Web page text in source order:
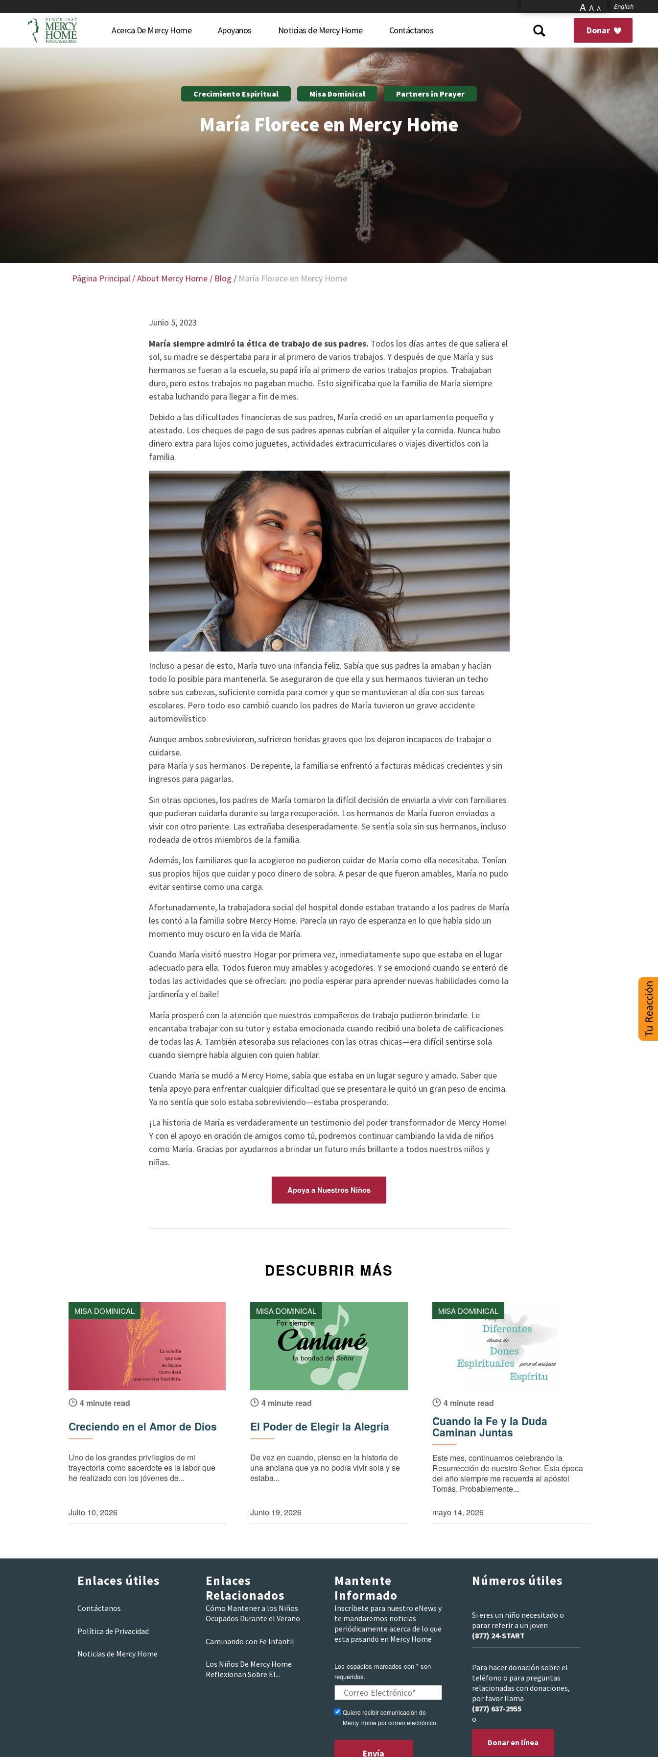
A A A English
Donar
Acerca De Mercy Home Apoyanos Noticias de Mercy Home Contáctanos
Crecimiento Espiritual Misa Dominical Partners in Prayer
María Florece en Mercy Home
Página Principal /About Mercy Home / Blog / María Florece en Mercy Home
Junio 5, 2023
María siempre admiró la ética de trabajo de sus padres. Todos los días antes de que saliera el
sol, su madre se despertaba para ir al primero de varios trabajos. Y después de que María y sus
hermanos se fueran a la escuela, su papá iría al primero de varios trabajos propios. Trabajaban
duro, pero estos trabajos no pagaban mucho. Esto significaba que la familia de María siempre
estaba luchando para llegar a fin de mes.
Debido a las dificultades financieras de sus padres, María creció en un apartamento pequeño y
atestado. Los cheques de pago de sus padres apenas cubrían el alquiler y la comida. Nunca hubo
dinero extra para lujos como juguetes, actividades extracurriculares o viajes divertidos con la
familia.
Incluso a pesar de esto, María tuvo una infancia feliz. Sabía que sus padres la amaban y hacían
todo lo posible para mantenerla. Se aseguraron de que ella y sus hermanos tuvieran un techo
sobre sus cabezas, suficiente comida para comer y que se mantuvieran al día con sus tareas
escolares. Pero todo eso cambió cuando los padres de María tuvieron un grave accidente
automovilístico.
Aunque ambos sobrevivieron, sufrieron heridas graves que los dejaron incapaces de trabajar o
cuidarse.
para María y sus hermanos. De repente, la familia se enfrentó a facturas médicas crecientes y sin
ingresos para pagarlas.
Sin otras opciones, los padres de María tomaron la difícil decisión de enviarla a vivir con familiares
que pudieran cuidarla durante su larga recuperación. Los hermanos de María fueron enviados a
vivir con otro pariente. Las extrañaba desesperadamente. Se sentía sola sin sus hermanos, incluso
rodeada de otros miembros de la familia.
Además, los familiares que la acogieron no pudieron cuidar de María como ella necesitaba. Tenían
sus propios hijos que cuidar y poco dinero de sobra. A pesar de que fueron amables, María no pudo
evitar sentirse como una carga.
Afortunadamente, la trabajadora social del hospital donde estaban tratando a los padres de María
les contó a la familia sobre Mercy Home. Parecía un rayo de esperanza en lo que había sido un
momento muy oscuro en la vida de María.
Cuando María visitó nuestro Hogar por primera vez, inmediatamente supo que estaba en el lugar
adecuado para ella. Todos fueron muy amables y acogedores. Y se emocionó cuando se enteró de
todas las actividades que se ofrecían: ¡no podía esperar para aprender nuevas habilidades como la
jardinería y el baile!
María prosperó con la atención que nuestros compañeros de trabajo pudieron brindarle. Le
encantaba trabajar con su tutor y estaba emocionada cuando recibió una boleta de calificaciones
de todas las A. También atesoraba sus relaciones con las otras chicas—era difícil sentirse sola
cuando siempre había alguien con quien hablar.
Cuando María se mudó a Mercy Home, sabía que estaba en un lugar seguro y amado. Saber que
tenía apoyo para enfrentar cualquier dificultad que se presentara le quitó un gran peso de encima.
Ya no sentía que solo estaba sobreviviendo—estaba prosperando.
¡La historia de María es verdaderamente un testimonio del poder transformador de Mercy Home!
Y con el apoyo en oración de amigos como tú, podremos continuar cambiando la vida de niños
como María. Gracias por ayudarnos a brindar un futuro más brillante a todos nuestros niños y
niñas.
Apoya a Nuestros Niños
DESCUBRIR MÁS
MISA DOMINICAL
4 minute read
Creciendo en el Amor de Dios
Uno de los grandes privilegios de mi
trayectoria como sacerdote es la labor que
he realizado con los jóvenes de...
Julio 10, 2026
MISA DOMINICAL
4 minute read
El Poder de Elegir la Alegría
De vez en cuando, pienso en la historia de
una anciana que ya no podía vivir sola y se
estaba...
Junio 19, 2026
MISA DOMINICAL
4 minute read
Cuando la Fe y la Duda
Caminan Juntas
Este mes, continuamos celebrando la
Resurrección de nuestro Señor. Esta época
del año siempre me recuerda al apóstol
Tomás. Probablemente...
mayo 14, 2026
Enlaces útiles
Contáctanos
Política de Privacidad
Noticias de Mercy Home
Enlaces
Relacionados
Cómo Mantener a los Niños
Ocupados Durante el Verano
Caminando con Fe Infantil
Los Niños De Mercy Home
Reflexionan Sobre El...
Mantente
Informado
Inscríbete para nuestro eNews y
te mandaremos noticias
periódicamente acerca de lo que
esta pasando en Mercy Home
Los espacios marcados con * son
requeridos.
Quiero recibir comunicación de
Mercy Home por correo electrónico.
Números útiles
Si eres un niño necesitado o
parar referir a un joven
(877) 24-START
Para hacer donación sobre el
teléfono o para preguntas
relacionadas con donaciones,
por favor llama
(877) 637-2955
o
Donar en línea